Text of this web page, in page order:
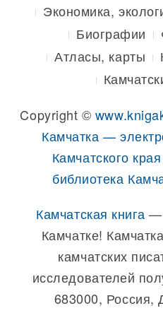
Экономика,
Биографии
Атласы, карты
Copyright ©
Камчатка —
Камчатского края
библиотека
Камчатская книга —
Камчатке!
камчатских
исследователей
683000, Россия,